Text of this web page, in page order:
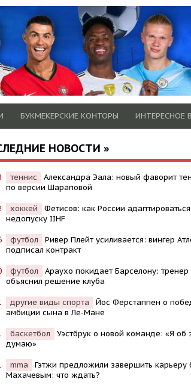
БУКМЕКЕРСКИЕ КОНТОРЫ ИНТЕРЕСНОЕ
НОВОСТИ »
теннис
Александра Эала: новый фаворит
по версии Шараповой
хоккей
Фетисов: как России
недопуску IIHF
футбол
Ривер Плейт усиливается: вингер
подписал контракт
футбол
Араухо покидает Барселону: тренер
объяснил решение клуба
другие виды спорта
Йос Ферстаппен о
амбиции сына в Ле-Мане
баскетбол
Уэстбрук о новой команде: «Я об
думаю»
mma
Гэтжи предложили завершить карьеру
Махачевым: что ждать?